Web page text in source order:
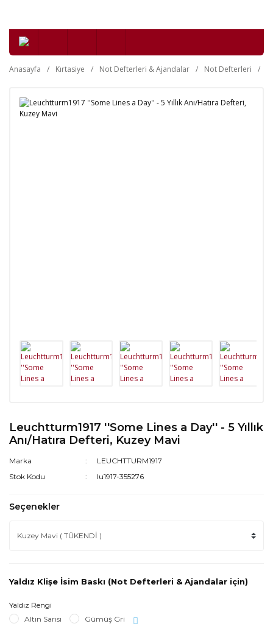
Anasayfa Kırtasiye Not Defterleri & Ajandalar Not Defterleri
Leuchtturm1917 ''Some Lines a Day'' - 5 Yıllık
Anı/Hatıra Defteri, Kuzey Mavi
Marka
LEUCHTTURM1917
Stok Kodu
lu1917-355276
Seçenekler
Yaldız Klişe İsim Baskı (Not Defterleri & Ajandalar için)
Yaldız Rengi
Altın Sarısı
Gümüş Gri